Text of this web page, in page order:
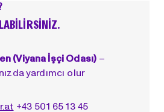
(Viyana İşçi Odası) –
yardımcı olur
+43 501 65 13 45